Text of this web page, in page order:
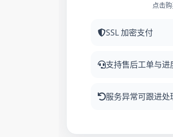
点击
SSL 加密支付
支持售后工单与进
服务异常可跟进处